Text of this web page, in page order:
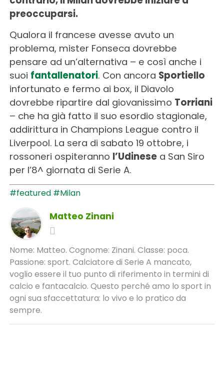
preoccuparsi.
Qualora il francese avesse avuto un
problema, mister Fonseca dovrebbe
pensare ad un’alternativa – e così anche i
suoi fantallenatori. Con ancora Sportiello
infortunato e fermo ai box, il Diavolo
dovrebbe ripartire dal giovanissimo Torriani
– che ha già fatto il suo esordio stagionale,
addirittura in Champions League contro il
Liverpool. La sera di sabato 19 ottobre, i
rossoneri ospiteranno l’Udinesea San Siro
per l’8^ giornata di Serie A.
#featured #Milan
Matteo Zinani
Nome: Matteo. Cognome: Zinani. Classe: poca.
Passione: sport. Calciatore di Serie A mancato,
voglio essere il tuo punto di riferimento in termini di
calcio e fantacalcio. Questo perché amo lo sport in
ogni sua sfaccettatura: lo vivo e lo pratico da
sempre.